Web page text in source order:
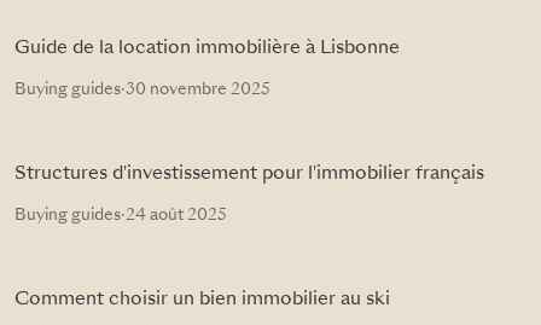
Guide de la location immobilière à Lisbonne
Buying guides·30 novembre 2025
Structures d'investissement pour l'immobilier français
Buying guides·24 août 2025
Comment choisir un bien immobilier au ski